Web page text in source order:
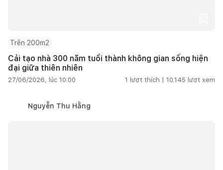
Trên 200m2
Cải tạo nhà 300 năm tuổi thành không gian sống hiện
đại giữa thiên nhiên
27/06/2026, lúc 10:00 1 lượt thích | 10.145 lượt xem
Nguyễn Thu Hằng